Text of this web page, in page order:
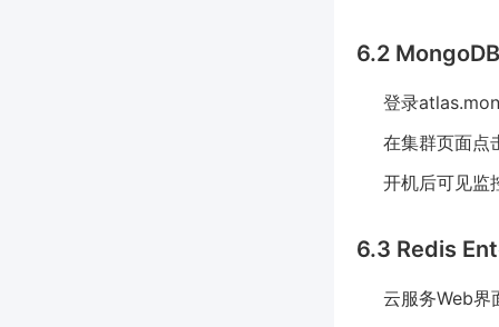
6.2
登录
在集群页面点
开机后可见监
6.3 Redis
云服务Web界